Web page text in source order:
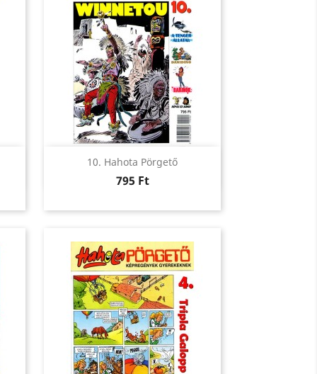
10. Hahota Pörgető
Ár
795 Ft
Előnézet